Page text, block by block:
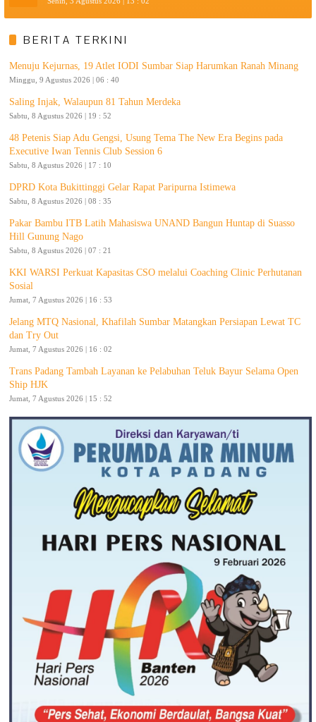
BERITA TERKINI
Menuju Kejurnas, 19 Atlet IODI Sumbar Siap Harumkan Ranah Minang
Minggu, 9 Agustus 2026 | 06 : 40
Saling Injak, Walaupun 81 Tahun Merdeka
Sabtu, 8 Agustus 2026 | 19 : 52
48 Petenis Siap Adu Gengsi, Usung Tema The New Era Begins pada
Executive Iwan Tennis Club Session 6
Sabtu, 8 Agustus 2026 | 17 : 10
DPRD Kota Bukittinggi Gelar Rapat Paripurna Istimewa
Sabtu, 8 Agustus 2026 | 08 : 35
Pakar Bambu ITB Latih Mahasiswa UNAND Bangun Huntap di Suasso
Hill Gunung Nago
Sabtu, 8 Agustus 2026 | 07 : 21
KKI WARSI Perkuat Kapasitas CSO melalui Coaching Clinic Perhutanan
Sosial
Jumat, 7 Agustus 2026 | 16 : 53
Jelang MTQ Nasional, Khafilah Sumbar Matangkan Persiapan Lewat TC
dan Try Out
Jumat, 7 Agustus 2026 | 16 : 02
Trans Padang Tambah Layanan ke Pelabuhan Teluk Bayur Selama Open
Ship HJK
Jumat, 7 Agustus 2026 | 15 : 52